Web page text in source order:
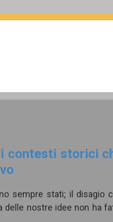
contesti storici
sempre stati; il disagio
delle nostre idee non ha